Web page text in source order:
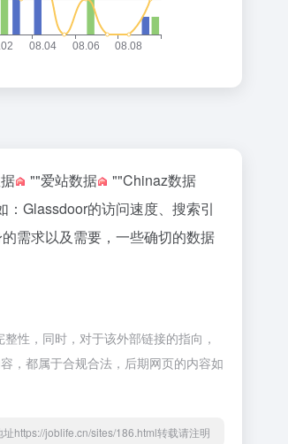
""爱站数据 ""Chinaz数据
Glassdoor的访问速度、搜索引
需求以及需要，一些确切的数据
性，同时，对于该外部链接的指向，
，都属于合规合法，后期网页的内容如
址https://joblife.cn/sites/186.html转载请注明